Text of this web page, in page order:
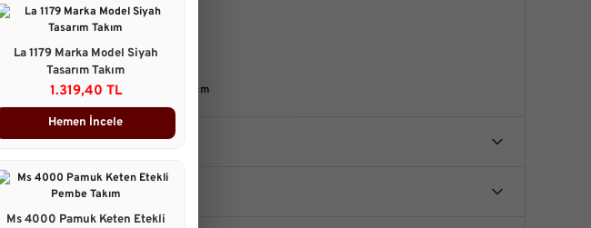
La 1179 Marka Model Siyah
Tasarım Takım
1.319,40 TL
Hemen İncele
Ms 4000 Pamuk Keten Etekli
İç göstermez, tok yapıda
Manken Ölçüleri :
Göğüs : 85cm Bel : 65 cm Basen :95 cm
Taksit Seçenekleri
Ürün Yorumları